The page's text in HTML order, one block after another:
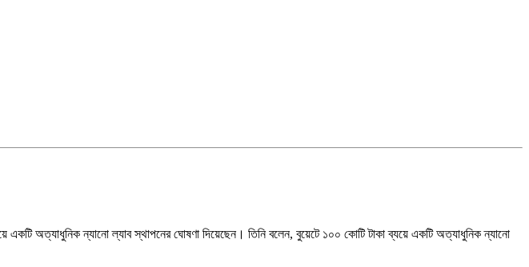
অত্যাধুনিক ন্যানো ল্যাব স্থাপনের ঘোষণা দিয়েছেন। তিনি বলেন, বুয়েটে ১০০ কোটি টাকা ব্যয়ে একটি অত্যাধুনিক ন্যানো